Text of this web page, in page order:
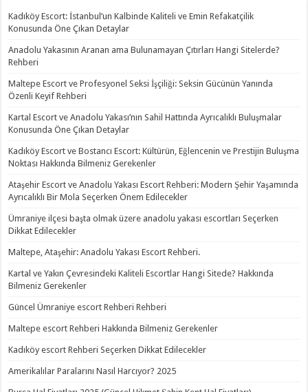
Kadıköy Escort: İstanbul’un Kalbinde Kaliteli ve Emin Refakatçilik
Konusunda Öne Çıkan Detaylar
Anadolu Yakasının Aranan ama Bulunamayan Çıtırları Hangi Sitelerde?
Rehberi
Maltepe Escort ve Profesyonel Seksi İşçiliği: Seksin Gücünün Yanında
Özenli Keyif Rehberi
Kartal Escort ve Anadolu Yakası’nın Sahil Hattında Ayrıcalıklı Buluşmalar
Konusunda Öne Çıkan Detaylar
Kadıköy Escort ve Bostancı Escort: Kültürün, Eğlencenin ve Prestijin Buluşma
Noktası Hakkında Bilmeniz Gerekenler
Ataşehir Escort ve Anadolu Yakası Escort Rehberi: Modern Şehir Yaşamında
Ayrıcalıklı Bir Mola Seçerken Önem Edilecekler
Ümraniye ilçesi başta olmak üzere anadolu yakası escortları Seçerken
Dikkat Edilecekler
Maltepe, Ataşehir: Anadolu Yakası Escort Rehberi.
Kartal ve Yakın Çevresindeki Kaliteli Escortlar Hangi Sitede? Hakkında
Bilmeniz Gerekenler
Güncel Ümraniye escort Rehberi Rehberi
Maltepe escort Rehberi Hakkında Bilmeniz Gerekenler
Kadıköy escort Rehberi Seçerken Dikkat Edilecekler
Amerikalılar Paralarını Nasıl Harcıyor? 2025